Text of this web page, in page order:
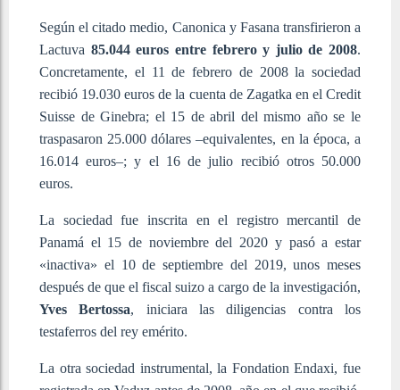
Según el citado medio, Canonica y Fasana transfirieron a
Lactuva 85.044 euros entre febrero y julio de 2008.
Concretamente, el 11 de febrero de 2008 la sociedad
recibió 19.030 euros de la cuenta de Zagatka en el Credit
Suisse de Ginebra; el 15 de abril del mismo año se le
traspasaron 25.000 dólares –equivalentes, en la época, a
16.014 euros–; y el 16 de julio recibió otros 50.000
euros.
La sociedad fue inscrita en el registro mercantil de
Panamá el 15 de noviembre del 2020 y pasó a estar
«inactiva» el 10 de septiembre del 2019, unos meses
después de que el fiscal suizo a cargo de la investigación,
Yves
Bertossa, iniciara las diligencias contra los
testaferros del rey emérito.
La otra sociedad instrumental, la Fondation Endaxi, fue